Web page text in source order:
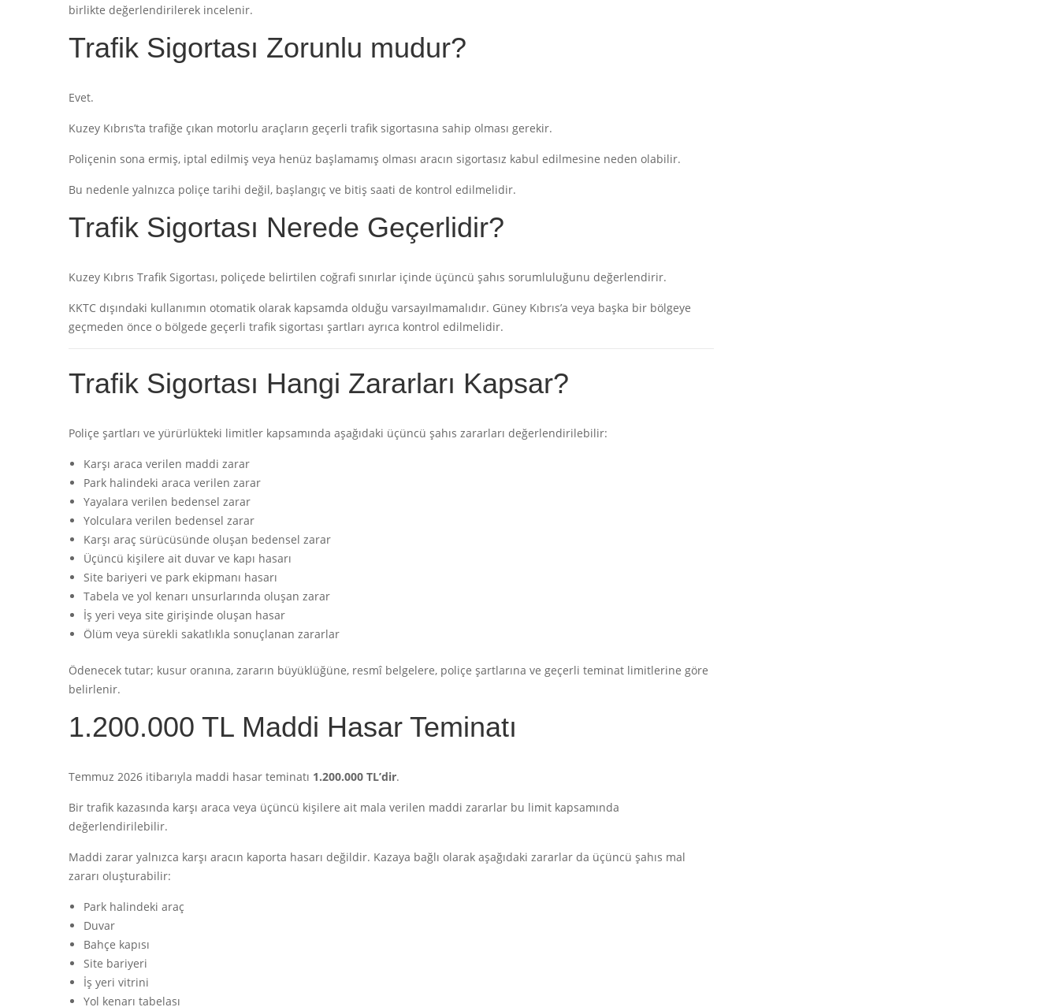
birlikte değerlendirilerek incelenir.
Trafik Sigortası Zorunlu mudur?
Evet.
Kuzey Kıbrıs’ta trafiğe çıkan motorlu araçların geçerli trafik sigortasına sahip olması gerekir.
Poliçenin sona ermiş, iptal edilmiş veya henüz başlamamış olması aracın sigortasız kabul edilmesine neden olabilir.
Bu nedenle yalnızca poliçe tarihi değil, başlangıç ve bitiş saati de kontrol edilmelidir.
Trafik Sigortası Nerede Geçerlidir?
Kuzey Kıbrıs Trafik Sigortası, poliçede belirtilen coğrafi sınırlar içinde üçüncü şahıs sorumluluğunu değerlendirir.
KKTC dışındaki kullanımın otomatik olarak kapsamda olduğu varsayılmamalıdır. Güney Kıbrıs’a veya başka bir bölgeye
geçmeden önce o bölgede geçerli trafik sigortası şartları ayrıca kontrol edilmelidir.
Trafik Sigortası Hangi Zararları Kapsar?
Poliçe şartları ve yürürlükteki limitler kapsamında aşağıdaki üçüncü şahıs zararları değerlendirilebilir:
Karşı araca verilen maddi zarar
Park halindeki araca verilen zarar
Yayalara verilen bedensel zarar
Yolculara verilen bedensel zarar
Karşı araç sürücüsünde oluşan bedensel zarar
Üçüncü kişilere ait duvar ve kapı hasarı
Site bariyeri ve park ekipmanı hasarı
Tabela ve yol kenarı unsurlarında oluşan zarar
İş yeri veya site girişinde oluşan hasar
Ölüm veya sürekli sakatlıkla sonuçlanan zararlar
Ödenecek tutar; kusur oranına, zararın büyüklüğüne, resmî belgelere, poliçe şartlarına ve geçerli teminat limitlerine göre
belirlenir.
1.200.000 TL Maddi Hasar Teminatı
Temmuz 2026 itibarıyla maddi hasar teminatı 1.200.000 TL’dir.
Bir trafik kazasında karşı araca veya üçüncü kişilere ait mala verilen maddi zararlar bu limit kapsamında
değerlendirilebilir.
Maddi zarar yalnızca karşı aracın kaporta hasarı değildir. Kazaya bağlı olarak aşağıdaki zararlar da üçüncü şahıs mal
zararı oluşturabilir:
Park halindeki araç
Duvar
Bahçe kapısı
Site bariyeri
İş yeri vitrini
Yol kenarı tabelası